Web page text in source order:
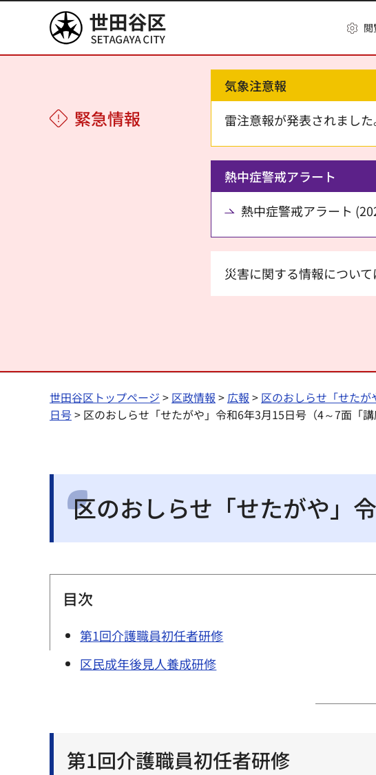
世田谷区
緊急情報
気象注意報
雷注意報が発表されました
熱中症警戒アラート
熱中症警戒アラート
災害に関する情報について
世田谷区トップページ > 区政情報 > 広報 > 区のおしらせ「せたが
日号> 区のおしらせ「せたがや」令和6年3月15日号（4～7面「講
区のおしらせ「せたがや」
目次
第1回介護職員初任者研修
区民成年後見人養成研修
第1回介護職員初任者研修